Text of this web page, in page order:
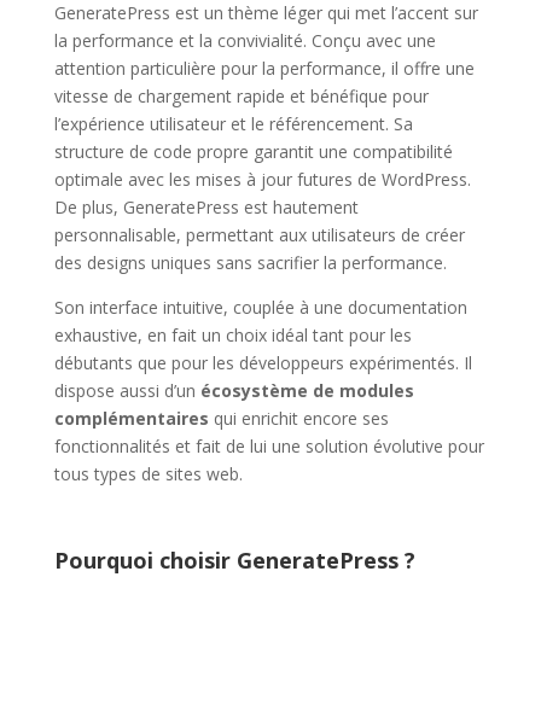
GeneratePress est un thème léger qui met l’accent sur
la performance et la convivialité. Conçu avec une
attention particulière pour la performance, il offre une
vitesse de chargement rapide et bénéfique pour
l’expérience utilisateur et le référencement. Sa
structure de code propre garantit une compatibilité
optimale avec les mises à jour futures de WordPress.
De plus, GeneratePress est hautement
personnalisable, permettant aux utilisateurs de créer
des designs uniques sans sacrifier la performance.
Son interface intuitive, couplée à une documentation
exhaustive, en fait un choix idéal tant pour les
débutants que pour les développeurs expérimentés. Il
dispose aussi d’un écosystème de modules
complémentaires qui enrichit encore ses
fonctionnalités et fait de lui une solution évolutive pour
tous types de sites web.
Pourquoi choisir GeneratePress ?